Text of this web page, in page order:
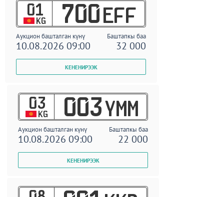
01
KG 700 EFF
Аукцион башталган күнү Баштапкы баа
10.08.2026 09:00 32 000
03
KG 003 YMM
Аукцион башталган күнү Баштапкы баа
10.08.2026 09:00 22 000